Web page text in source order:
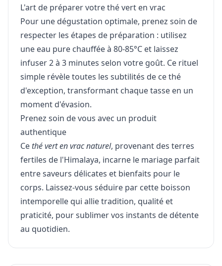
L'art de préparer votre thé vert en vrac
Pour une dégustation optimale, prenez soin de
respecter les étapes de préparation : utilisez
une eau pure chauffée à 80-85°C et laissez
infuser 2 à 3 minutes selon votre goût. Ce rituel
simple révèle toutes les subtilités de ce thé
d'exception, transformant chaque tasse en un
moment d'évasion.
Prenez soin de vous avec un produit
authentique
Ce thé vert en vrac naturel, provenant des terres
fertiles de l'Himalaya, incarne le mariage parfait
entre saveurs délicates et bienfaits pour le
corps. Laissez-vous séduire par cette boisson
intemporelle qui allie tradition, qualité et
praticité, pour sublimer vos instants de détente
au quotidien.